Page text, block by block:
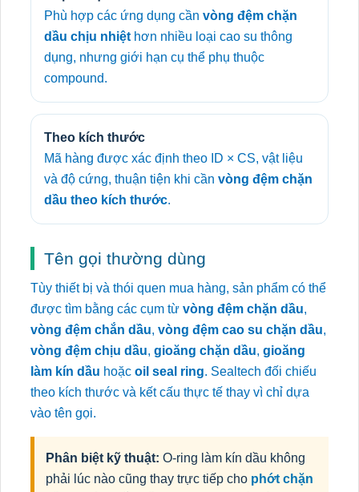
Phù hợp các ứng dụng cần vòng đệm chặn
dầu chịu nhiệt hơn nhiều loại cao su thông
dụng, nhưng giới hạn cụ thể phụ thuộc
compound.
Theo kích thước
Mã hàng được xác định theo ID × CS, vật liệu
và độ cứng, thuận tiện khi cần vòng đệm chặn
dầu theo kích thước.
Tên gọi thường dùng
Tùy thiết bị và thói quen mua hàng, sản phẩm có thể
được tìm bằng các cụm từ vòng đệm chặn dầu,
vòng đệm chắn dầu, vòng đệm cao su chặn dầu,
vòng đệm chịu dầu, gioăng chặn dầu, gioăng
làm kín dầu hoặc oil seal ring. Sealtech đối chiếu
theo kích thước và kết cấu thực tế thay vì chỉ dựa
vào tên gọi.
Phân biệt kỹ thuật: O-ring làm kín dầu không
phải lúc nào cũng thay trực tiếp cho phớt chặn